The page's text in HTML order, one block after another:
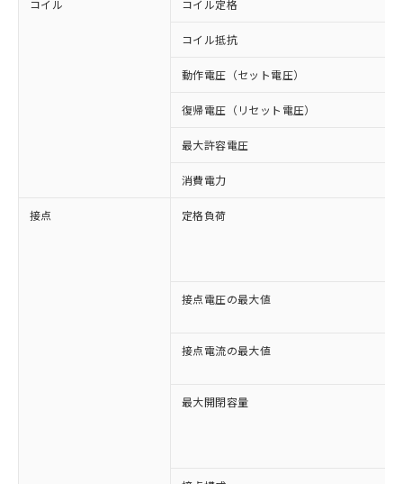
コイル コイル定格
コイル抵抗
動作電圧（セット電圧）
復帰電圧（リセット電圧）
最大許容電圧
消費電力
接点 定格負荷
接点電圧の最大値
接点電流の最大値
最大開閉容量